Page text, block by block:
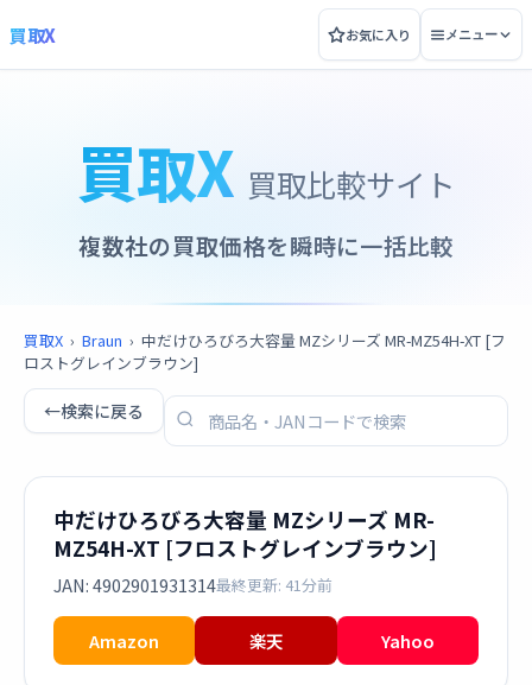
買取X お気に入り メニュー
買取X 買取比較サイト
複数社の買取価格を瞬時に一括比較
買取X › Braun › 中だけひろびろ大容量 MZシリーズ MR-MZ54H-XT [フ
ロストグレインブラウン]
←検索に戻る
中だけひろびろ大容量 MZシリーズ MR-
MZ54H-XT [フロストグレインブラウン]
JAN: 4902901931314最終更新: 41分前
Amazon 楽天 Yahoo